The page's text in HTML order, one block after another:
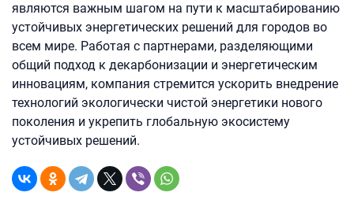
являются важным шагом на пути к масштабированию
устойчивых энергетических решений для городов во
всем мире. Работая с партнерами, разделяющими
общий подход к декарбонизации и энергетическим
инновациям, компания стремится ускорить внедрение
технологий экологически чистой энергетики нового
поколения и укрепить глобальную экосистему
устойчивых решений.